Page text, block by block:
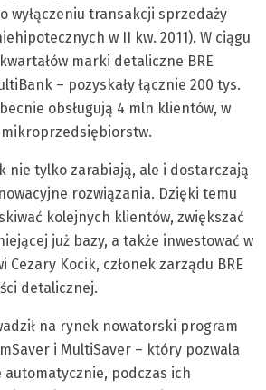
wyłączeniu transakcji sprzedaży
w II kw. 2011). W ciągu
marki detaliczne BRE
– pozyskały łącznie 200 tys.
obsługują 4 mln klientów, w
nie tylko zarabiają, ale i dostarczają
rozwiązania. Dzięki temu
kolejnych klientów, zwiększać
już bazy, a także inwestować w
Cezary Kocik, członek zarządu BRE
detalicznej.
na rynek nowatorski program
i MultiSaver – który pozwala
automatycznie, podczas ich